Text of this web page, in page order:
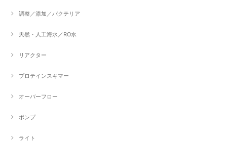
調整／添加／バクテリア
天然・人工海水／RO水
リアクター
プロテインスキマー
オーバーフロー
ポンプ
ライト